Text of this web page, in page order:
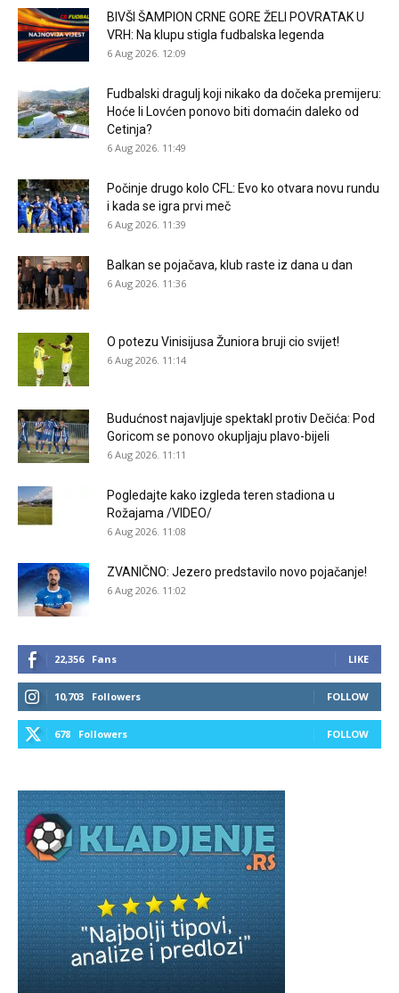
BIVŠI ŠAMPION CRNE GORE ŽELI POVRATAK U
VRH: Na klupu stigla fudbalska legenda
6 Aug 2026. 12:09
Fudbalski dragulj koji nikako da dočeka premijeru:
Hoće li Lovćen ponovo biti domaćin daleko od
Cetinja?
6 Aug 2026. 11:49
Počinje drugo kolo CFL: Evo ko otvara novu rundu
i kada se igra prvi meč
6 Aug 2026. 11:39
Balkan se pojačava, klub raste iz dana u dan
6 Aug 2026. 11:36
O potezu Vinisijusa Žuniora bruji cio svijet!
6 Aug 2026. 11:14
Budućnost najavljuje spektakl protiv Dečića: Pod
Goricom se ponovo okupljaju plavo-bijeli
6 Aug 2026. 11:11
Pogledajte kako izgleda teren stadiona u
Rožajama /VIDEO/
6 Aug 2026. 11:08
ZVANIČNO: Jezero predstavilo novo pojačanje!
6 Aug 2026. 11:02
22,356 Fans LIKE
10,703 Followers FOLLOW
678 Followers FOLLOW